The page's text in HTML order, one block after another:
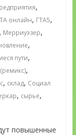
,
онлайн, ГТА5,
Мерриуэзер,
,
пути,
,
, склад, Социал
, сырье,
повышенные